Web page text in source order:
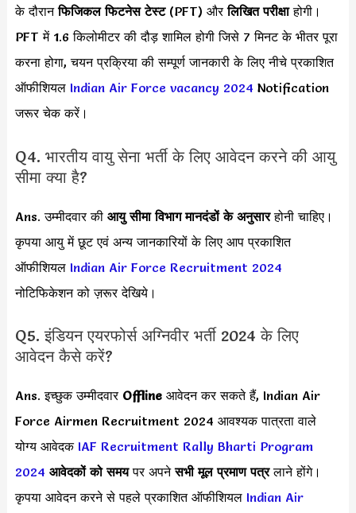
के दौरानफिजिकल फिटनेस टेस्ट(PFT) औरलिखित परीक्षाहोगी।
PFT में 1.6 किलोमीटर की दौड़ शामिल होगी जिसे 7 मिनट के भीतर पूरा
करना होगा, चयन प्रक्रिया की सम्पूर्ण जानकारी के लिए नीचे प्रकाशित
ऑफीशियल Indian Air Force vacancy 2024 Notification
जरूर चेक करें।
Q4. भारतीय वायु सेना भर्ती के लिए आवेदन करने की आयु
सीमा क्या है?
Ans. उम्मीदवार की आयु सीमा विभाग मानदंडों के अनुसारहोनी चाहिए।
कृपया आयु में छूट एवं अन्य जानकारियों के लिए आप प्रकाशित
ऑफीशियल Indian Air Force Recruitment 2024
नोटिफिकेशन को ज़रूर देखिये।
Q5. इंडियन एयरफोर्स अग्निवीर भर्ती 2024 के लिए
आवेदन कैसे करें?
Ans. इच्छुक उम्मीदवार Offline आवेदन कर सकते हैं, Indian Air
Force Airmen Recruitment 2024 आवश्यक पात्रता वाले
योग्य आवेदक IAF Recruitment Rally Bharti Program
2024 आवेदकों को समयपर अपनेसभी मूल प्रमाण पत्रलाने होंगे।
कृपया आवेदन करने से पहले प्रकाशित ऑफीशियल Indian Air